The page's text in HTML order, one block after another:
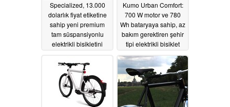
Specialized, 13.000
dolarlık fiyat etiketine
sahip yeni premium
tam süspansiyonlu
elektrikli bisikletini
07/25/2026
Kumo Urban Comfort:
700 W motor ve 780
Wh bataryaya sahip, az
bakım gerektiren şehir
tipi elektrikli bisiklet
07/20/2026